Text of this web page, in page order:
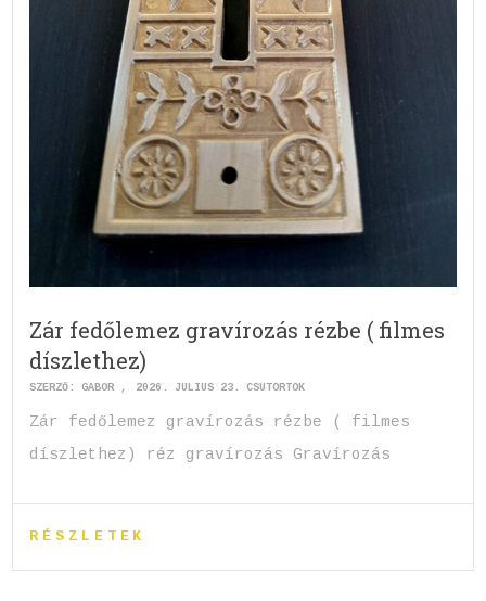
Zár fedőlemez gravírozás rézbe ( filmes
díszlethez)
SZERZŐ:GABOR 2026. JÚLIUS 23. CSÜTÖRTÖK
Zár fedőlemez gravírozás rézbe ( filmes
díszlethez) réz gravírozás Gravírozás
RÉSZLETEK